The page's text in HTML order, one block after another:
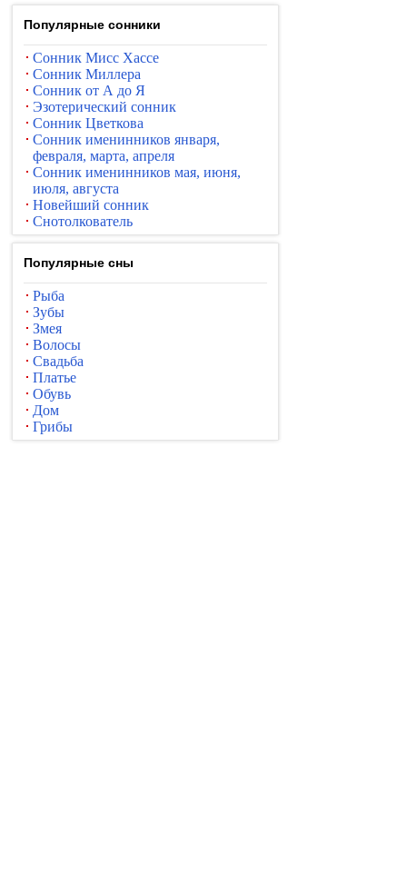
Популярные сонники
Сонник Мисс Хассе
Сонник Миллера
Сонник от А до Я
Эзотерический сонник
Сонник Цветкова
Сонник именинников января,
февраля, марта, апреля
Сонник именинников мая, июня,
июля, августа
Новейший сонник
Снотолкователь
Популярные сны
Рыба
Зубы
Змея
Волосы
Свадьба
Платье
Обувь
Дом
Грибы